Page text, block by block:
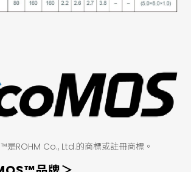
是ROHM Co., Ltd.的商標或註冊商標。